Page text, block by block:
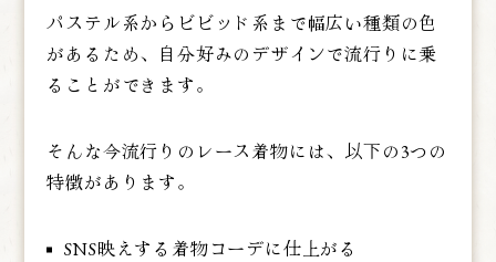
パステル系からビビッド系まで幅広い種類の色
があるため、自分好みのデザインで流行りに乗
ることができます。
そんな今流行りのレース着物には、以下の3つの
特徴があります。
SNS映えする着物コーデに仕上がる